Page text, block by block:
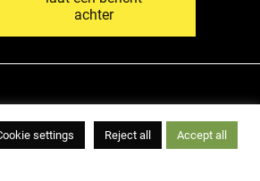
achter
settings Reject all Accept all